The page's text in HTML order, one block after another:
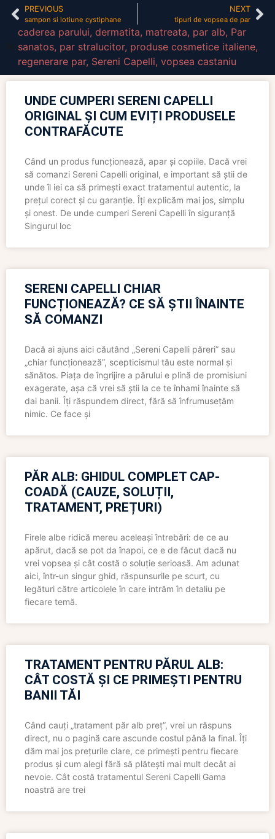
PREVIOUS
sampon si lotiune cystiphane
NEXT
tipuri de vopsea de par
caderea parului, dermatita, matreata, par alb, Par
sanatos, par stralucitor, produse cosmetice italiene,
regenerare par, Sereni Capelli, vopsea castaniu
UNDE CUMPERI SERENI CAPELLI
ORIGINAL ȘI CUM EVIȚI PRODUSELE
CONTRAFĂCUTE
Când un produs funcționează, apar și copiile. Dacă vrei
să comanzi Sereni Capelli original, e important să știi de
unde îl iei ca să primești exact tratamentul autentic, la
prețul corect și cu garanție. Îți explicăm mai jos, simplu
și onest. De unde cumperi Sereni Capelli în siguranță
Singurul loc
SERENI CAPELLI CHIAR
FUNCȚIONEAZĂ? CE SĂ ȘTII ÎNAINTE
SĂ COMANZI
Dacă ai ajuns aici căutând „Sereni Capelli păreri” sau
„chiar funcționează”, scepticismul tău este normal și
sănătos. Piața de îngrijire a părului e plină de promisiuni
exagerate, așa că vrei să știi la ce te înhami înainte să
dai banii. Îți răspundem direct, fără să înfrumusețăm
nimic. Ce face și
PĂR ALB: GHIDUL COMPLET CAP-
COADĂ (CAUZE, SOLUȚII,
TRATAMENT, PREȚURI)
Firele albe ridică mereu aceleași întrebări: de ce au
apărut, dacă se pot da înapoi, ce e de făcut dacă nu
vrei vopsea și cât costă o soluție serioasă. Am adunat
aici, într-un singur ghid, răspunsurile pe scurt, cu
legături către articolele în care intrăm în detaliu pe
fiecare temă.
TRATAMENT PENTRU PĂRUL ALB:
CÂT COSTĂ ȘI CE PRIMEȘTI PENTRU
BANII TĂI
Când cauți „tratament păr alb preț”, vrei un răspuns
direct, nu o pagină care ascunde costul până la final. Îți
dăm mai jos prețurile clare, ce primești pentru fiecare
produs și cum alegi fără să plătești mai mult decât ai
nevoie. Cât costă tratamentul Sereni Capelli Gama
noastră are trei